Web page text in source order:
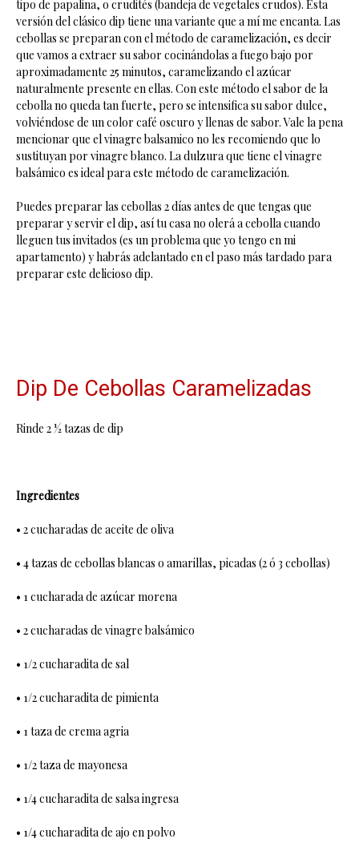
tipo de papalina, o crudités (bandeja de vegetales crudos). Esta
versión del clásico dip tiene una variante que a mí me encanta. Las
cebollas se preparan con el método de caramelización, es decir
que vamos a extraer su sabor cocinándolas a fuego bajo por
aproximadamente 25 minutos, caramelizando el azúcar
naturalmente presente en ellas. Con este método el sabor de la
cebolla no queda tan fuerte, pero se intensifica su sabor dulce,
volviéndose de un color café oscuro y llenas de sabor. Vale la pena
mencionar que el vinagre balsamico no les recomiendo que lo
sustituyan por vinagre blanco. La dulzura que tiene el vinagre
balsámico es ideal para este método de caramelización.
Puedes preparar las cebollas 2 días antes de que tengas que
preparar y servir el dip, así tu casa no olerá a cebolla cuando
lleguen tus invitados (es un problema que yo tengo en mi
apartamento) y habrás adelantado en el paso más tardado para
preparar este delicioso dip.
Dip De Cebollas Caramelizadas
Rinde 2 ½ tazas de dip
Ingredientes
• 2 cucharadas de aceite de oliva
• 4 tazas de cebollas blancas o amarillas, picadas (2 ó 3 cebollas)
• 1 cucharada de azúcar morena
• 2 cucharadas de vinagre balsámico
• 1/2 cucharadita de sal
• 1/2 cucharadita de pimienta
• 1 taza de crema agria
• 1/2 taza de mayonesa
• 1/4 cucharadita de salsa ingresa
• 1/4 cucharadita de ajo en polvo